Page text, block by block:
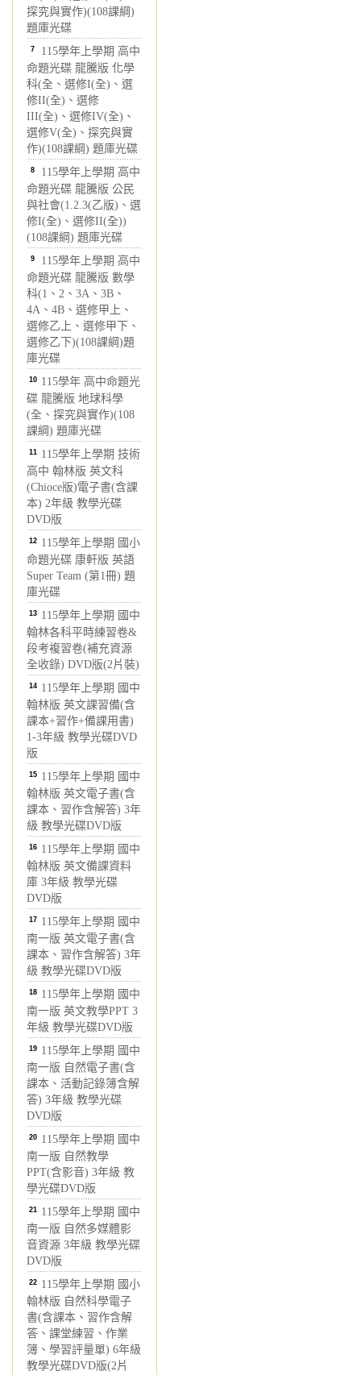
探究與實作)(108課綱)
題庫光碟
7 115學年上學期 高中
命題光碟 龍騰版 化學
科(全、選修I(全)、選
修II(全)、選修
III(全)、選修IV(全)、
選修V(全)、探究與實
作)(108課綱) 題庫光碟
8 115學年上學期 高中
命題光碟 龍騰版 公民
與社會(1.2.3(乙版)、選
修I(全)、選修II(全))
(108課綱) 題庫光碟
9 115學年上學期 高中
命題光碟 龍騰版 數學
科(1、2、3A、3B、
4A、4B、選修甲上、
選修乙上、選修甲下、
選修乙下)(108課綱)題
庫光碟
10 115學年 高中命題光
碟 龍騰版 地球科學
(全、探究與實作)(108
課綱) 題庫光碟
11 115學年上學期 技術
高中 翰林版 英文科
(Chioce版)電子書(含課
本) 2年級 教學光碟
DVD版
12 115學年上學期 國小
命題光碟 康軒版 英語
Super Team (第1冊) 題
庫光碟
13 115學年上學期 國中
翰林各科平時練習卷&
段考複習卷(補充資源
全收錄) DVD版(2片裝)
14 115學年上學期 國中
翰林版 英文課習備(含
課本+習作+備課用書)
1-3年級 教學光碟DVD
版
15 115學年上學期 國中
翰林版 英文電子書(含
課本、習作含解答) 3年
級 教學光碟DVD版
16 115學年上學期 國中
翰林版 英文備課資料
庫 3年級 教學光碟
DVD版
17 115學年上學期 國中
南一版 英文電子書(含
課本、習作含解答) 3年
級 教學光碟DVD版
18 115學年上學期 國中
南一版 英文教學PPT 3
年級 教學光碟DVD版
19 115學年上學期 國中
南一版 自然電子書(含
課本、活動記錄簿含解
答) 3年級 教學光碟
DVD版
20 115學年上學期 國中
南一版 自然教學
PPT(含影音) 3年級 教
學光碟DVD版
21 115學年上學期 國中
南一版 自然多媒體影
音資源 3年級 教學光碟
DVD版
22 115學年上學期 國小
翰林版 自然科學電子
書(含課本、習作含解
答、課堂練習、作業
簿、學習評量單) 6年級
教學光碟DVD版(2片